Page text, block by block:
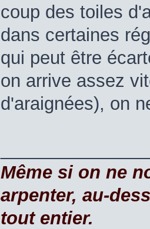
coup des toiles
dans certaines
qui peut être
on arrive assez
d'araignées), on
Même si on ne
arpenter, au-
tout entier.